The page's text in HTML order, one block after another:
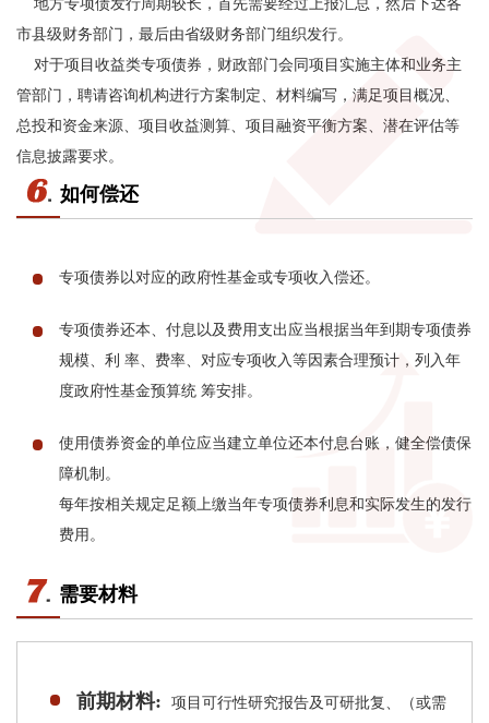
地方专项债发行周期较长，首先需要经过上报汇总，然后下达各
市县级财务部门，最后由省级财务部门组织发行。
对于项目收益类专项债券，财政部门会同项目实施主体和业务主
管部门，聘请咨询机构进行方案制定、材料编写，满足项目概况、
总投和资金来源、项目收益测算、项目融资平衡方案、潜在评估等
信息披露要求。
如何偿还
专项债券以对应的政府性基金或专项收入偿还。
专项债券还本、付息以及费用支出应当根据当年到期专项债券
规模、利 率、费率、对应专项收入等因素合理预计，列入年
度政府性基金预算统 筹安排。
使用债券资金的单位应当建立单位还本付息台账，健全偿债保
障机制。
每年按相关规定足额上缴当年专项债券利息和实际发生的发行
费用。
需要材料
前期材料: 项目可行性研究报告及可研批复、（或需